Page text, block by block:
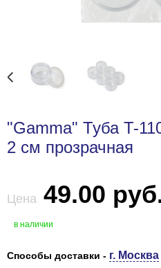
"Gamma" Туба T-
2 см прозрачная
Цена 49.00
в наличии
Способы доставки - г. Москва